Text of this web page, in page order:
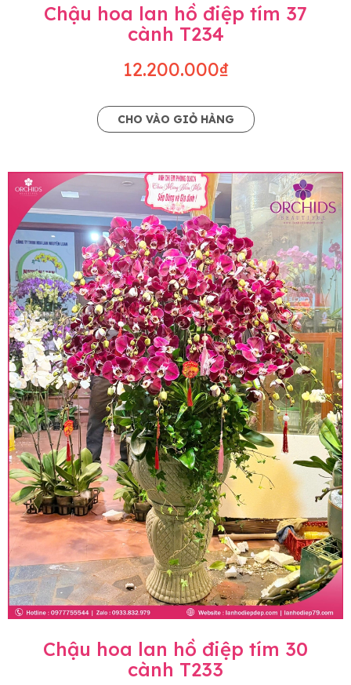
Chậu hoa lan hồ điệp tím 37
cành T234
12.200.000₫
CHO VÀO GIỎ HÀNG
Chậu hoa lan hồ điệp tím 30
cành T233